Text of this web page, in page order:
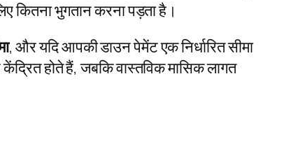
कितना भुगतान करना पड़ता है।
, और यदि आपकी डाउन पेमेंट एक निर्धारित सीमा
होते हैं, जबकि वास्तविक मासिक लागत